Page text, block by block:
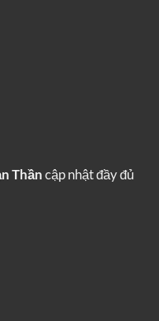
Thầncập nhật đầy đủ